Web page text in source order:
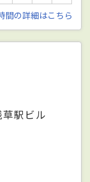
間の詳細はこちら
駅ビル